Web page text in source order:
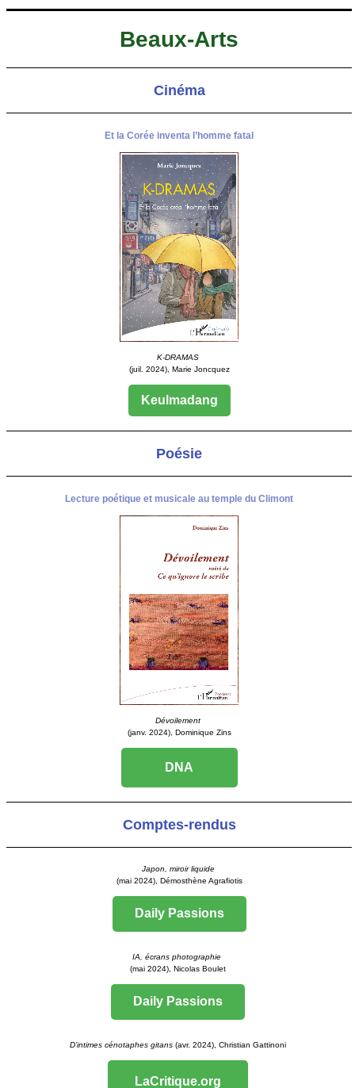
Beaux-Arts
Cinéma
Et la Corée inventa l’homme fatal
K-DRAMAS
(juil. 2024), Marie Joncquez
Keulmadang
Poésie
Lecture poétique et musicale au temple du Climont
Dévoilement
(janv. 2024), Dominique Zins
DNA
Comptes-rendus
Japon, miroir liquide
(mai 2024), Démosthène Agrafiotis
Daily Passions
IA, écrans photographie
(mai 2024), Nicolas Boulet
Daily Passions
D’intimes cénotaphes gitans(avr. 2024), Christian Gattinoni
LaCritique.org